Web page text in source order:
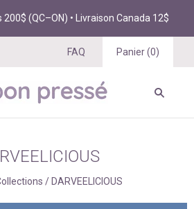
200$ (QC–ON) • Livraison Canada 12$
FAQ Panier(0)
/ DARVEELICIOUS